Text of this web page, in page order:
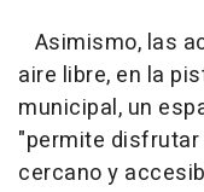
Asimismo, las
aire libre, en la
municipal, un
"permite
cercano y